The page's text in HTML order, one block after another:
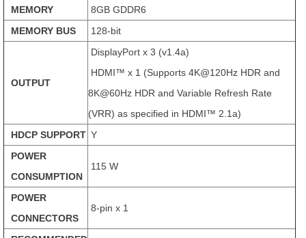
MEMORY
8GB GDDR6
MEMORY BUS
128-bit
OUTPUT
DisplayPort x 3 (v1.4a)
HDMI™ x 1 (Supports 4K@120Hz HDR and
8K@60Hz HDR and Variable Refresh Rate
(VRR) as specified in HDMI™ 2.1a)
HDCP SUPPORT Y
POWER
CONSUMPTION
115 W
POWER
CONNECTORS
8-pin x 1